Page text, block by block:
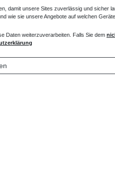
mit Brausethermostat
€ *
ges. MwSt.
damit unsere Sites zuverlässig und
wie sie unsere Angebote auf welchen
Daten weiterzuverarbeiten. Falls Sie dem